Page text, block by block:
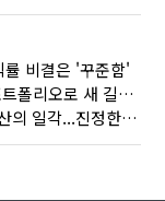
비결은 '꾸준함'
KCGI운용, 성장주 압축포트폴리오로 새 길을 그리다
트러스톤, 행동주의는 빙산의 일각...진정한 힘은 '주식형 강자'